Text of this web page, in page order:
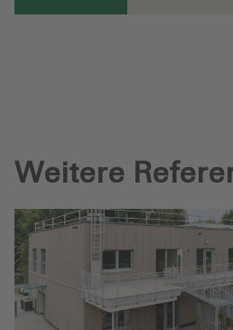
Weitere